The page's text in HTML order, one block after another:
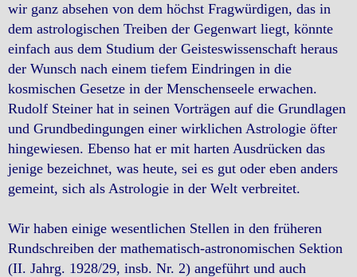
wir ganz absehen von dem höchst Fragwürdigen, das in
dem astrologischen Treiben der Gegenwart liegt, könnte
einfach aus dem Studium der Geisteswissenschaft heraus
der Wunsch nach einem tiefem Eindringen in die
kosmischen Gesetze in der Menschenseele erwachen.
Rudolf Steiner hat in seinen Vorträgen auf die Grundlagen
und Grundbedingungen einer wirklichen Astrologie öfter
hingewiesen. Ebenso hat er mit harten Ausdrücken das
jenige bezeichnet, was heute, sei es gut oder eben anders
gemeint, sich als Astrologie in der Welt verbreitet.
Wir haben einige wesentlichen Stellen in den früheren
Rundschreiben der mathematisch-astronomischen Sektion
(II. Jahrg. 1928/29, insb. Nr. 2) angeführt und auch